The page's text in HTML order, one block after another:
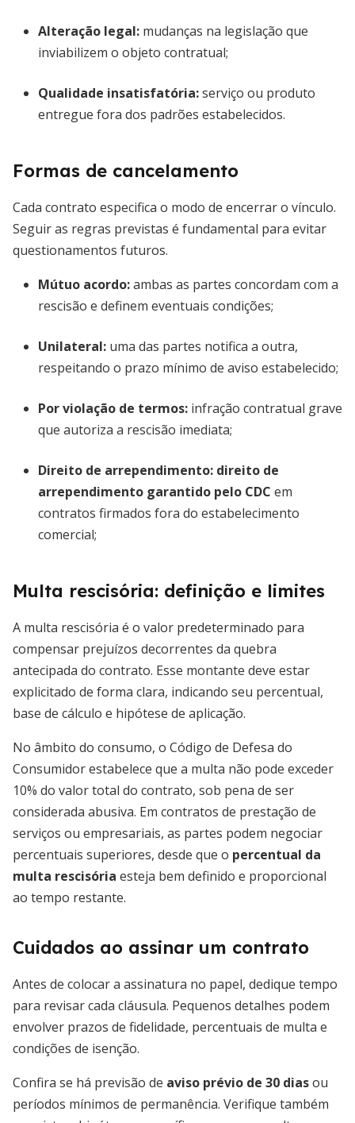
Alteração legal: mudanças na legislação que
inviabilizem o objeto contratual;
Qualidade insatisfatória:serviço ou produto
entregue fora dos padrões estabelecidos.
Formas de cancelamento
Cada contrato especifica o modo de encerrar o vínculo.
Seguir as regras previstas é fundamental para evitar
questionamentos futuros.
Mútuo acordo:ambas as partes concordam com a
rescisão e definem eventuais condições;
Unilateral: uma das partes notifica a outra,
respeitando o prazo mínimo de aviso estabelecido;
Por violação de termos: infração contratual grave
que autoriza a rescisão imediata;
Direito de arrependimento: direito de
arrependimento garantido pelo CDC em
contratos firmados fora do estabelecimento
comercial;
Multa rescisória: definição e limites
A multa rescisória é o valor predeterminado para
compensar prejuízos decorrentes da quebra
antecipada do contrato. Esse montante deve estar
explicitado de forma clara, indicando seu percentual,
base de cálculo e hipótese de aplicação.
No âmbito do consumo, o Código de Defesa do
Consumidor estabelece que a multa não pode exceder
10% do valor total do contrato, sob pena de ser
considerada abusiva. Em contratos de prestação de
serviços ou empresariais, as partes podem negociar
percentuais superiores, desde que o percentual da
multa rescisória esteja bem definido e proporcional
ao tempo restante.
Cuidados ao assinar um contrato
Antes de colocar a assinatura no papel, dedique tempo
para revisar cada cláusula. Pequenos detalhes podem
envolver prazos de fidelidade, percentuais de multa e
condições de isenção.
Confira se há previsão de aviso prévio de 30 diasou
períodos mínimos de permanência. Verifique também